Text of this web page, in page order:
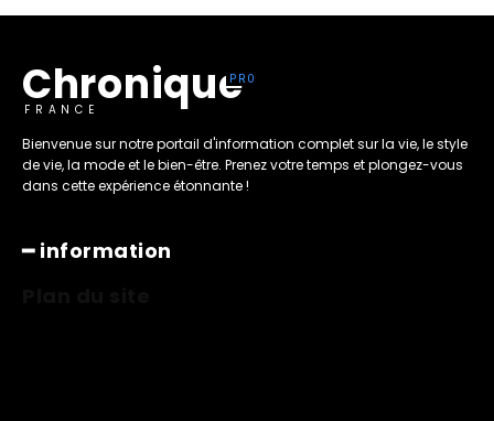
Chronique
FRANCE
Bienvenue sur notre portail d'information complet sur la vie, le style
de vie, la mode et le bien-être. Prenez votre temps et plongez-vous
dans cette expérience étonnante !
━ information